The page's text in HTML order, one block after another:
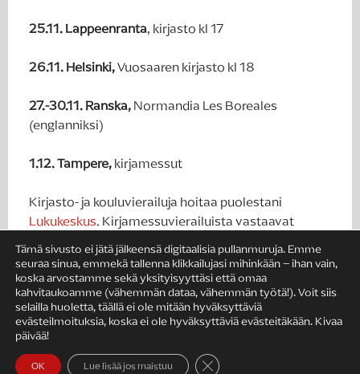
25.11. Lappeenranta, kirjasto kl 17
26.11. Helsinki,Vuosaaren kirjasto kl 18
27.-30.11. Ranska,Normandia Les Boreales
(englanniksi)
1.12. Tampere,kirjamessut
Kirjasto- ja kouluvierailuja hoitaa puolestani
Lukukeskus. Kirjamessuvierailuista vastaavat
kirjakauppavierailuja. Jos haluat minut vierailulle,
ota yhteyttä!
EDELLINEN
Mitä lukea kesällä? Kirjasuosituksia eri tilanteisiin
Tämä sivusto ei jätä jälkeensä digitaalisia pullanmuruja. Emme
seuraa sinua, emmekä tallenna klikkailujasi mihinkään – ihan vain,
koska arvostamme sekä yksityisyyttäsi että omaa
kahvitaukoamme (vähemmän dataa, vähemmän työtä!). Voit siis
selailla huoletta, täällä ei ole mitään hyväksyttäviä
evästeilmoituksia, koska ei ole hyväksyttäviä evästeitäkään. Kivaa
päivää!
OK Lue lisää jos maistuu Sulje evästebanneri